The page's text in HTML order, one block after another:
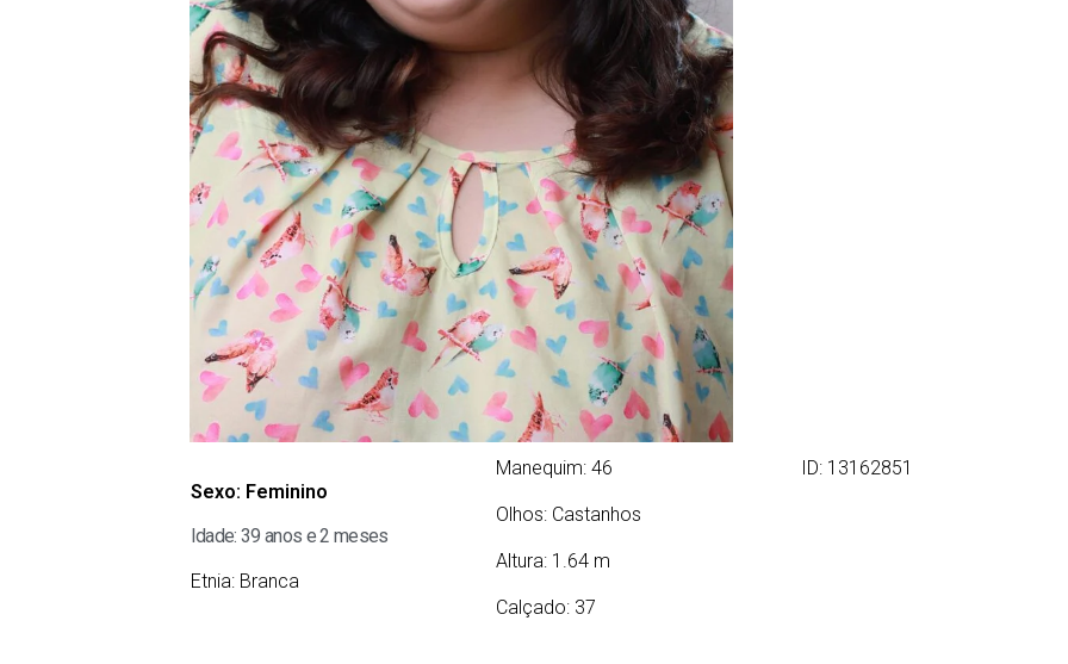
Sexo: Feminino
Idade: 39 anos e 2 meses
Etnia: Branca
Manequim: 46
Olhos: Castanhos
Altura: 1.64 m
Calçado: 37
ID: 13162851